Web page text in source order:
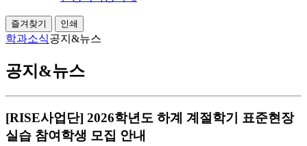
즐겨찾기 인쇄
학과소식공지&뉴스
공지&뉴스
[RISE사업단] 2026학년도 하계 계절학기 표준현장
실습 참여학생 모집 안내